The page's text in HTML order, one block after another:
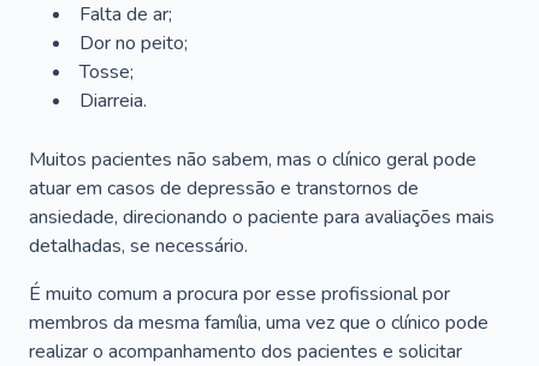
Falta de ar;
Dor no peito;
Tosse;
Diarreia.
Muitos pacientes não sabem, mas o clínico geral pode
atuar em casos de depressão e transtornos de
ansiedade, direcionando o paciente para avaliações mais
detalhadas, se necessário.
É muito comum a procura por esse profissional por
membros da mesma família, uma vez que o clínico pode
realizar o acompanhamento dos pacientes e solicitar